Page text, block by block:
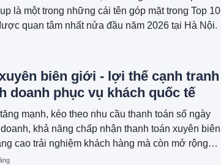
là một trong những cái tên góp mặt trong Top 10
quan tâm nhất nửa đầu năm 2026 tại Hà Nội.
biên giới - lợi thế cạnh tranh
doanh phục vụ khách quốc tế
mạnh, kéo theo nhu cầu thanh toán số ngày
khả năng chấp nhận thanh toán xuyên biên
cao trải nghiệm khách hàng mà còn mở rộng
cạnh tranh.